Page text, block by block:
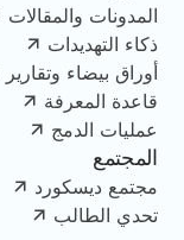
المدونات والمقالات
ذكاء التهديدات
أوراق بيضاء وتقارير
قاعدة المعرفة
عمليات الدمج
المجتمع
مجتمع ديسكورد
تحدي الطالب